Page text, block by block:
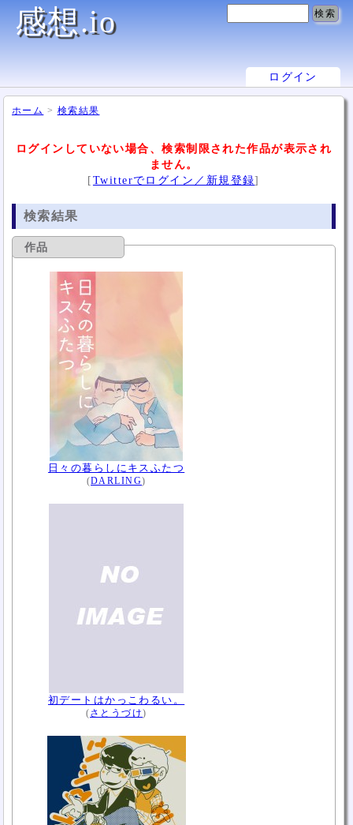
感想.io
ログイン
ホーム > 検索結果
ログインしていない場合、検索制限された作品が表示され
ません。
[Twitterでログイン／新規登録]
検索結果
作品
日々の暮らしにキスふたつ
(DARLING)
初デートはかっこわるい。
( さとうづけ )